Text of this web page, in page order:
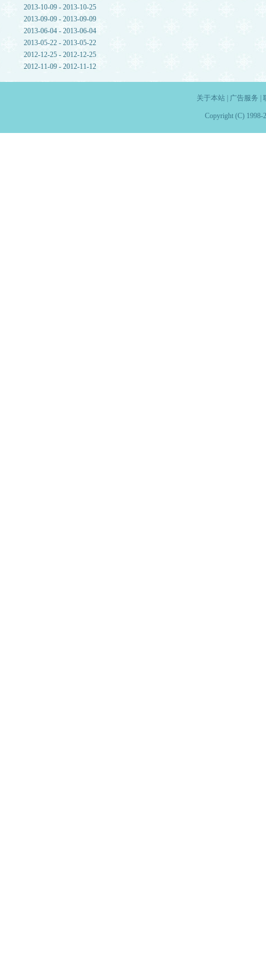
2013-10-09 - 2013-10-25
2013-09-09 - 2013-09-09
2013-06-04 - 2013-06-04
2013-05-22 - 2013-05-22
2012-12-25 - 2012-12-25
2012-11-09 - 2012-11-12
关于本站| 广告服务
Copyright (C) 1998-